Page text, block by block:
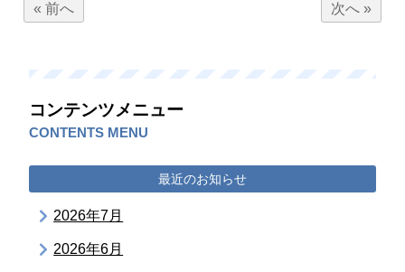
« 前へ 次へ »
コンテンツメニュー
CONTENTS MENU
最近のお知らせ
2026年7月
2026年6月